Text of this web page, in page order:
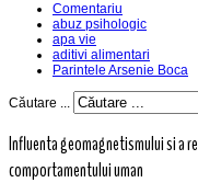
Comentariu
abuz psihologic
apa vie
aditivi alimentari
Parintele Arsenie Boca
Căutare ...
Influenta geomagnetismului si a
comportamentului uman